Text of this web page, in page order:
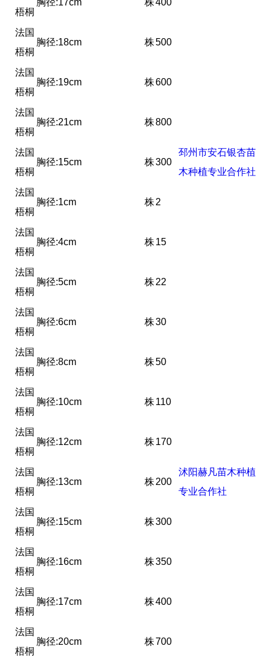
梧桐
胸径:17cm 株400
法国
梧桐
胸径:18cm 株500
法国
梧桐
胸径:19cm 株600
法国
梧桐
胸径:21cm 株800
法国
梧桐
胸径:15cm 株300
邳州市安石银杏苗
木种植专业合作社
法国
梧桐
胸径:1cm 株2
沭阳赫凡苗木种植
专业合作社
法国
梧桐
胸径:4cm 株15
法国
梧桐
胸径:5cm 株22
法国
梧桐
胸径:6cm 株30
法国
梧桐
胸径:8cm 株50
法国
梧桐
胸径:10cm 株110
法国
梧桐
胸径:12cm 株170
法国
梧桐
胸径:13cm 株200
法国
梧桐
胸径:15cm 株300
法国
梧桐
胸径:16cm 株350
法国
梧桐
胸径:17cm 株400
法国
梧桐
胸径:20cm 株700